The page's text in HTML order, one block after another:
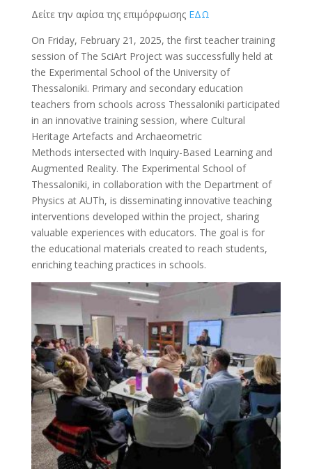
Δείτε την αφίσα της επιμόρφωσης ΕΔΩ
On Friday, February 21, 2025, the first teacher training
session of The SciArt Project was successfully held at
the Experimental School of the University of
Thessaloniki. Primary and secondary education
teachers from schools across Thessaloniki participated
in an innovative training session, where Cultural
Heritage Artefacts and Archaeometric
Methods intersected with Inquiry-Based Learning and
Augmented Reality. The Experimental School of
Thessaloniki, in collaboration with the Department of
Physics at AUTh, is disseminating innovative teaching
interventions developed within the project, sharing
valuable experiences with educators. The goal is for
the educational materials created to reach students,
enriching teaching practices in schools.